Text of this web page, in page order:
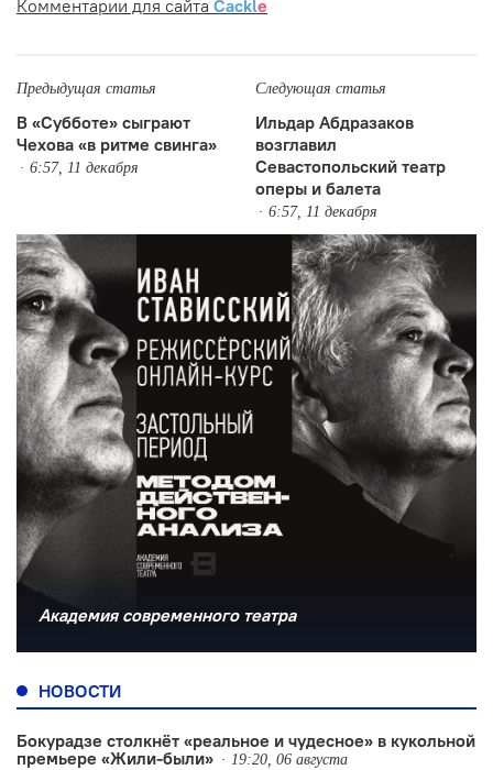
Комментарии для сайта Cackle
Предыдущая статья
В «Субботе» сыграют
Чехова «в ритме свинга»
6:57, 11 декабря
Следующая статья
Ильдар Абдразаков
возглавил
Севастопольский театр
оперы и балета
6:57, 11 декабря
Академия современного театра
НОВОСТИ
Бокурадзе столкнëт «реальное и чудесное» в кукольной
премьере «Жили-были»
19:20, 06 августа